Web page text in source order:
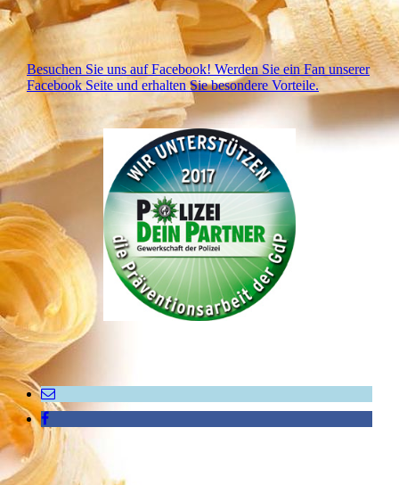
Besuchen Sie uns auf Facebook! Werden Sie ein Fan unserer
Facebook Seite und erhalten Sie besondere Vorteile.